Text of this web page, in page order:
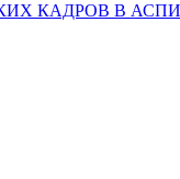
КАДРОВ В